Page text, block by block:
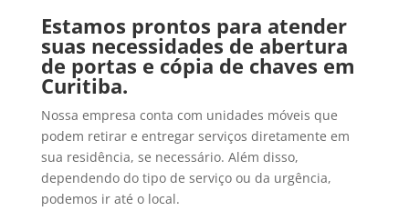
Estamos prontos para atender
suas necessidades de abertura
de portas e cópia de chaves em
Curitiba.
Nossa empresa conta com unidades móveis que
podem retirar e entregar serviços diretamente em
sua residência, se necessário. Além disso,
dependendo do tipo de serviço ou da urgência,
podemos ir até o local.